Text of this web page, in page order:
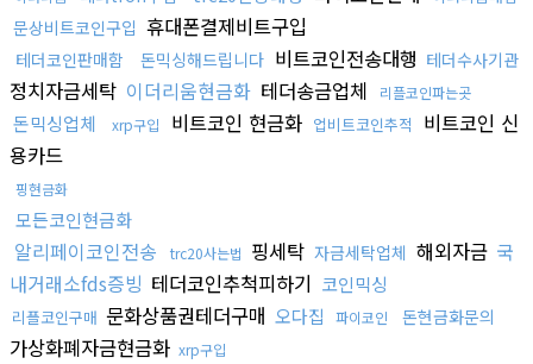
문상비트코인구입 휴대폰결제비트구입
테더코인판매함 돈믹싱해드립니다 비트코인전송대행 테더수사기관
정치자금세탁 이더리움현금화 테더송금업체 리플코인파는곳
돈믹싱업체 xrp구입 비트코인 현금화 업비트코인추적
비트코인 신
용카드
핑현금화
모든코인현금화
알리페이코인전송 trc20사는법 핑세탁 자금세탁업체 해외자금 국
내거래소fds증빙 테더코인추척피하기 코인믹싱
리플코인구매 문화상품권테더구매 오다집 파이코인 돈현금화문의
가상화폐자금현금화 xrp구입